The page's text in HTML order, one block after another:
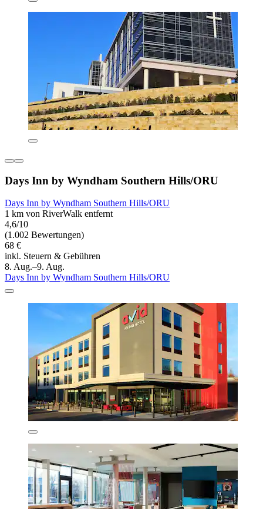
Days Inn by Wyndham Southern Hills/ORU
Days Inn by Wyndham Southern Hills/ORU
1 km von RiverWalk entfernt
4,6/10
(1.002 Bewertungen)
68 €
inkl. Steuern & Gebühren
8. Aug.–9. Aug.
Days Inn by Wyndham Southern Hills/ORU